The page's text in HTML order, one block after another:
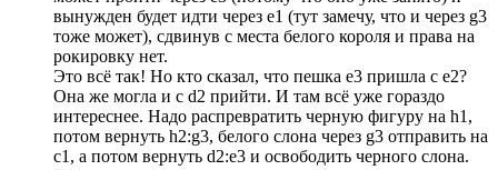
вынужден будет идти через е1 (тут замечу, что и через g3
тоже может), сдвинув с места белого короля и права на
рокировку нет.
Это всё так! Но кто сказал, что пешка е3 пришла с е2?
Она же могла и с d2 прийти. И там всё уже гораздо
интереснее. Надо распревратить черную фигуру на h1,
потом вернуть h2:g3, белого слона через g3 отправить на
с1, а потом вернуть d2:e3 и освободить черного слона.